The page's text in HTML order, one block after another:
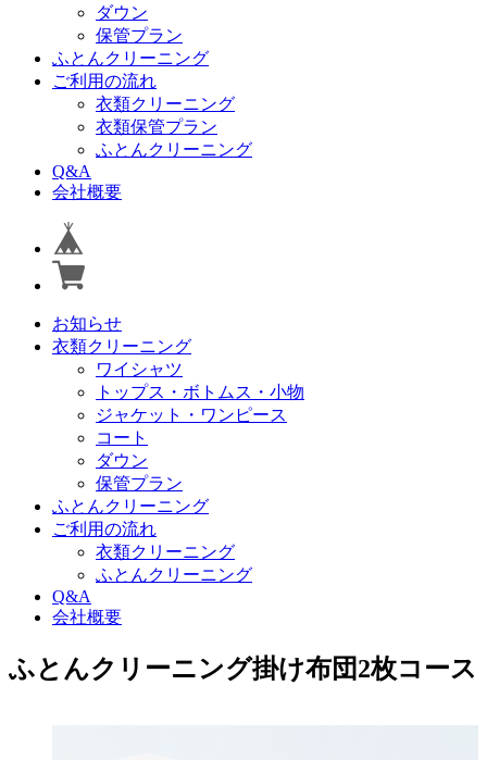
ダウン
保管プラン
ふとんクリーニング
ご利用の流れ
衣類クリーニング
衣類保管プラン
ふとんクリーニング
Q&A
会社概要
お知らせ
衣類クリーニング
ワイシャツ
トップス・ボトムス・小物
ジャケット・ワンピース
コート
ダウン
保管プラン
ふとんクリーニング
ご利用の流れ
衣類クリーニング
ふとんクリーニング
Q&A
会社概要
ふとんクリーニング掛け布団2枚コース